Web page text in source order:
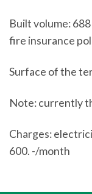
Built volume:
fire insurance
Surface of the
Note: currently
Charges:
600. -/month